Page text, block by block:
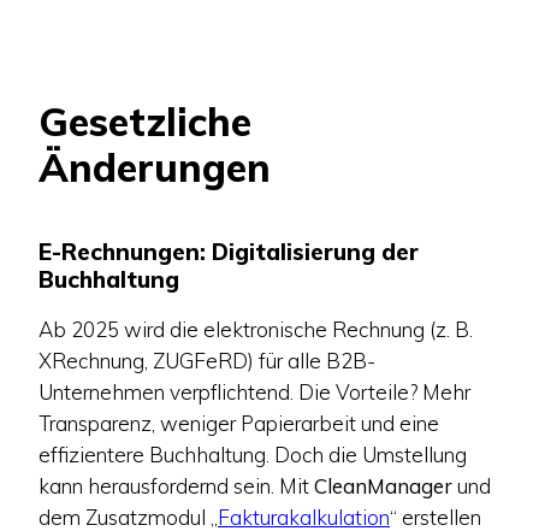
Gesetzliche
Änderungen
E-Rechnungen: Digitalisierung der
Buchhaltung
Ab 2025 wird die elektronische Rechnung (z. B.
XRechnung, ZUGFeRD) für alle B2B-
Unternehmen verpflichtend. Die Vorteile? Mehr
Transparenz, weniger Papierarbeit und eine
effizientere Buchhaltung. Doch die Umstellung
kann herausfordernd sein. MitCleanManagerund
dem Zusatzmodul „ Fakturakalkulation“ erstellen